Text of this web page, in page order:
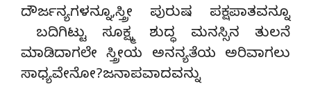
ದೌರ್ಜನ್ಯಗಳನ್ನೂ,ಸ್ತ್ರೀ ಪುರುಷ ಪಕ್ಷಪಾತವನ್ನೂ
ಬದಿಗಿಟ್ಟು ಸೂಕ್ಷ್ಮ ಶುದ್ಧ ಮನಸ್ಸಿನ ತುಲನೆ
ಮಾಡಿದಾಗಲೇ ಸ್ತ್ರೀಯ ಅನನ್ಯತೆಯ ಅರಿವಾಗಲು
ಸಾಧ್ಯವೇನೋ?ಜನಾಪವಾದವನ್ನು